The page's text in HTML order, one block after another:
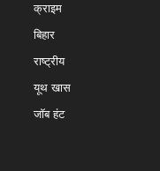
क्राइम
बिहार
राष्ट्रीय
यूथ खास
जॉब हंट